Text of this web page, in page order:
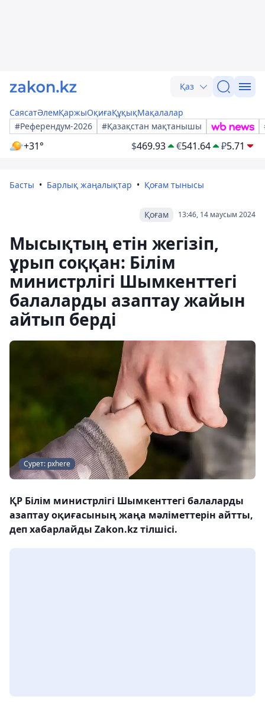
Қаз
СаясатӘлемҚаржыОқиғаҚұқықМақалалар
#Референдум-2026
#Қазақстан мақтанышы
+31° $469.93 €541.64 ₽5.71
Басты Барлық жаңалықтар Қоғам тынысы
13:46, 14 маусым 2024
Қоғам
Мысықтың етін жегізіп,
ұрып соққан: Білім
министрлігі Шымкенттегі
балаларды азаптау жайын
айтып берді
Сурет: pxhere
ҚР Білім министрлігі Шымкенттегі балаларды
азаптау оқиғасының жаңа мәліметтерін айтты,
деп хабарлайды Zakon.kz тілшісі.